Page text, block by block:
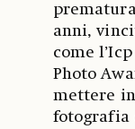
anni,
come
Photo
mettere
fotografia